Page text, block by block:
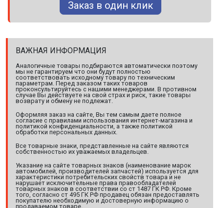
Заказ в один клик
ВАЖНАЯ ИНФОРМАЦИЯ
Аналогичные товары подбираются автоматически поэтому
мы не гарантируем что они будут полностью
соответствовать исходному товару по техническим
параметрам. Перед заказом таких товаров
проконсультируйтесь с нашими менеджерами. В противном
случае Вы действуете на свой страх и риск, такие товары
возврату и обмену не подлежат.
Оформляя заказ на сайте, Вы тем самым даете полное
согласие с правилами использования интернет-магазина и
политикой конфиденциальности, а также политикой
обработки персональных данных.
Все товарные знаки, представленные на сайте являются
собственностью их уважаемых владельцев.
Указание на сайте товарных знаков (наименование марок
автомобилей, производителей запчастей) используется для
характеристики потребительских свойств товара и не
нарушает исключительные права правообладателей
товарных знаков в соответствии со ст 1487 ГК РФ. Кроме
того, согласно ст 495 ГК РФ продавец обязан предоставлять
покупателю необходимую и достоверную информацию о
продаваемом товаре.